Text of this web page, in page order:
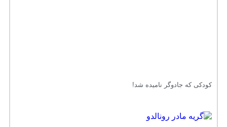
کودکی که جادوگر نامیده شد!